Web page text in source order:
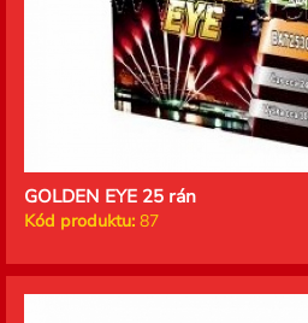
GOLDEN EYE 25 rán
Kód produktu: 87